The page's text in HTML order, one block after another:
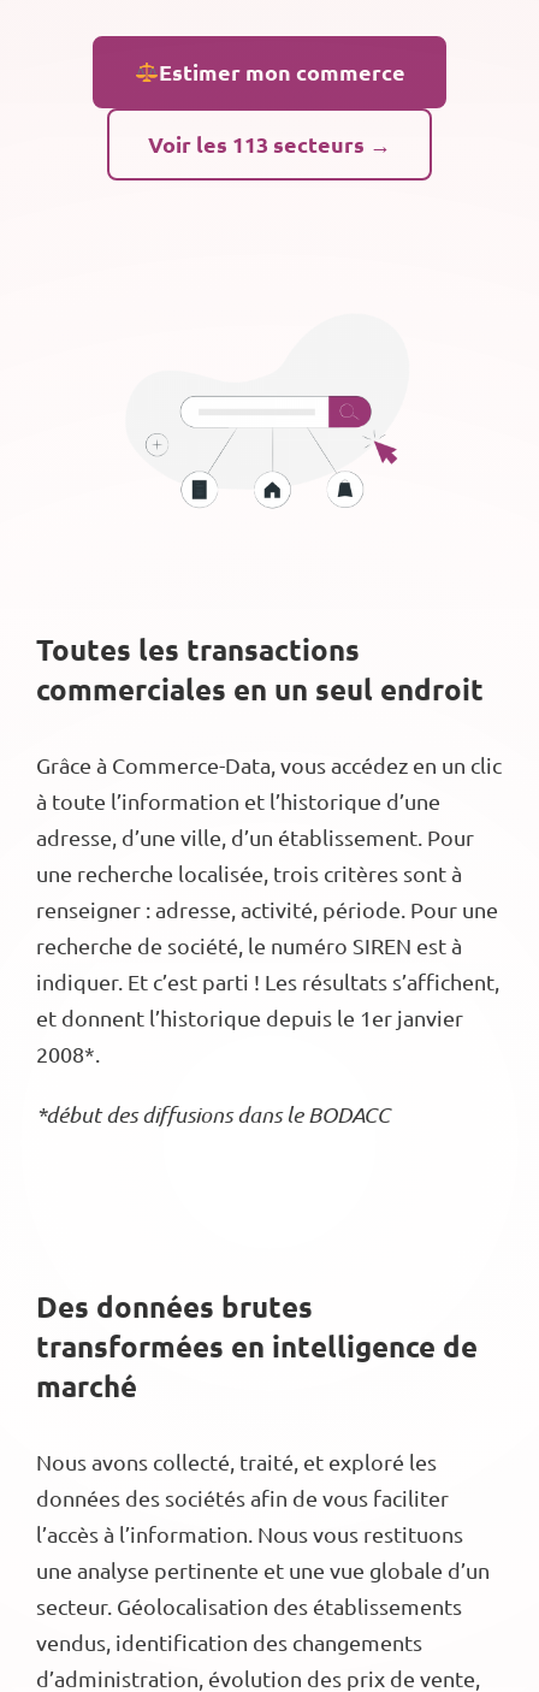
Estimer mon commerce
Voir les 113 secteurs →
Toutes les transactions
commerciales en un seul endroit
Grâce à Commerce-Data, vous accédez en un clic
à toute l’information et l’historique d’une
adresse, d’une ville, d’un établissement. Pour
une recherche localisée, trois critères sont à
renseigner : adresse, activité, période. Pour une
recherche de société, le numéro SIREN est à
indiquer. Et c’est parti ! Les résultats s’affichent,
et donnent l’historique depuis le 1er janvier
2008*.
*début des diffusions dans le BODACC
Des données brutes
transformées en intelligence de
marché
Nous avons collecté, traité, et exploré les
données des sociétés afin de vous faciliter
l’accès à l’information. Nous vous restituons
une analyse pertinente et une vue globale d’un
secteur. Géolocalisation des établissements
vendus, identification des changements
d’administration, évolution des prix de vente,